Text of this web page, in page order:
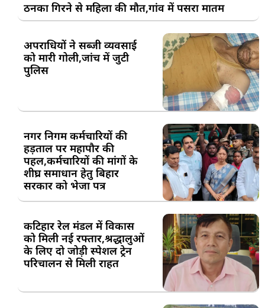
ठनका गिरने से महिला की मौत,गांव में पसरा मातम
अपराधियों ने सब्जी व्यवसाई
को मारी गोली,जांच में जुटी
पुलिस
नगर निगम कर्मचारियों की
हड़ताल पर महापौर की
पहल,कर्मचारियों की मांगों के
शीघ्र समाधान हेतु बिहार
सरकार को भेजा पत्र
कटिहार रेल मंडल में विकास
को मिली नई रफ्तार,श्रद्धालुओं
के लिए दो जोड़ी स्पेशल ट्रेन
परिचालन से मिली राहत